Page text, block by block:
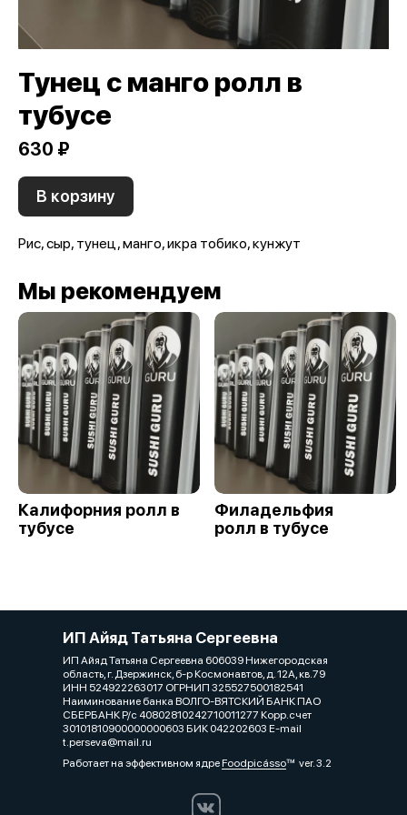
Тунец с манго ролл в
тубусе
630 ₽
В корзину
Рис, сыр, тунец, манго, икра тобико, кунжут
Мы рекомендуем
Калифорния ролл в
тубусе
Филадельфия
ролл в тубусе
ИП Айяд Татьяна Сергеевна
ИП Айяд Татьяна Сергеевна 606039 Нижегородская
область, г. Дзержинск, б-р Космонавтов, д. 12А, кв.79
ИНН 524922263017 ОГРНИП 325527500182541
Наиминование банка ВОЛГО-ВЯТСКИЙ БАНК ПАО
СБЕРБАНК Р/с 40802810242710011277 Корр.счет
30101810900000000603 БИК 042202603 E-mail
t.perseva@mail.ru
Работает на эффективном ядреFoodpicássover. 3.2